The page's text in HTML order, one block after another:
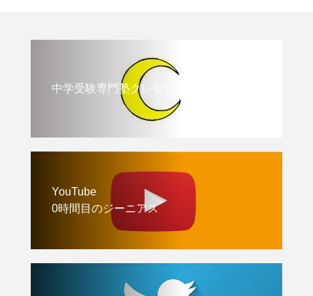
中学受験専門塾クレセント
YouTube
0時間目のジーニアス